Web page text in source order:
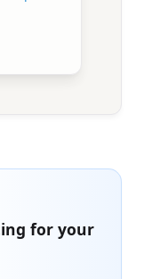
for your